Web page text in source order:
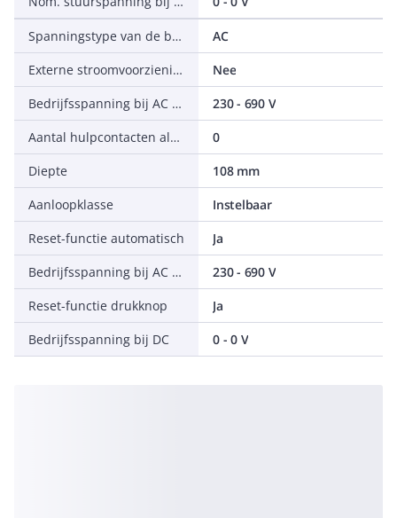
Spanningstype van de bedrijfsspanning
AC
Externe stroomvoorziening vereist
Nee
Bedrijfsspanning bij AC 60 Hz
230 - 690 V
Aantal hulpcontacten als wisselcontact
0
Diepte
108 mm
Aanloopklasse
Instelbaar
Reset-functie automatisch
Ja
Bedrijfsspanning bij AC 50 Hz
230 - 690 V
Reset-functie drukknop
Ja
Bedrijfsspanning bij DC
0 - 0 V